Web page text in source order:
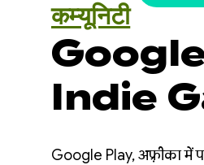
कम्यूनिटी
Google
Indie
Google Play, अफ़्रीका में